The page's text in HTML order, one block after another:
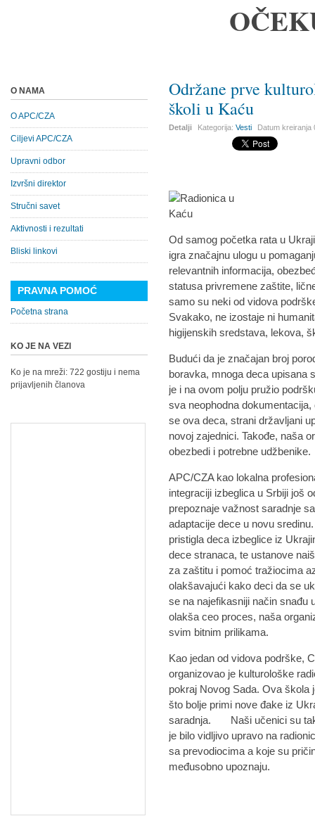
Održane prve
školi u Kaću
Detalji Kategorija:Vesti Datum kreiranja
Od samog početka rata u
igra značajnu ulogu u
relevantnih informacija,
statusa privremene zaštite,
samo su neki od vidova
Svakako, ne izostaje ni
higijenskih sredstava, lekova,
Budući da je značajan broj
boravka, mnoga deca upisana
je i na ovom polju pružio
sva neophodna
se ova deca, strani državljani
novoj zajednici. Takođe, naša
obezbedi i potrebne udžbenike.
APC/CZA kao lokalna
integraciji izbeglica u Srbiji još
prepoznaje važnost saradnje
adaptacije dece u novu
pristigla deca izbeglice iz
dece stranaca, te ustanove
za zaštitu i pomoć tražiocima
olakšavajući kako deci da se
se na najefikasniji način snađu
olakša ceo proces, naša
svim bitnim prilikama.
Kao jedan od vidova podrške,
organizovao je kulturološke
pokraj Novog Sada. Ova škola
što bolje primi nove đake iz
saradnja. Naši učenici su
je bilo vidljivo upravo na
sa prevodiocima a koje su
međusobno upoznaju.
O NAMA
O APC/CZA
Ciljevi APC/CZA
Upravni odbor
Izvršni direktor
Stručni savet
Aktivnosti i rezultati
Bliski linkovi
PRAVNA POMOĆ
Početna strana
KO JE NA VEZI
Ko je na mreži: 722 gostiju i nema
prijavljenih članova